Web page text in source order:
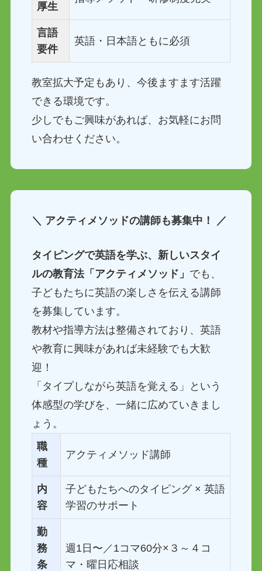
厚生
言語
要件
英語・日本語ともに必須
教室拡大予定もあり、今後ますます活躍
できる環境です。
少しでもご興味があれば、お気軽にお問
い合わせください。
＼ アクティメソッドの講師も募集中！ ／
タイピングで英語を学ぶ、新しいスタイ
ルの教育法「アクティメソッド」 でも、
子どもたちに英語の楽しさを伝える講師
を募集しています。
教材や指導方法は整備されており、英語
や教育に興味があれば未経験でも大歓
迎！
「タイプしながら英語を覚える」という
体感型の学びを、一緒に広めていきまし
ょう。
職
種
アクティメソッド講師
内
容
子どもたちへのタイピング × 英語
学習のサポート
勤
務
条
週1日〜／1コマ60分×３～４コ
マ・曜日応相談